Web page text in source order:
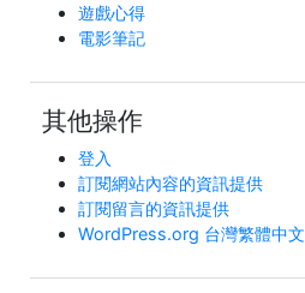
遊戲心得
電影筆記
其他操作
登入
訂閱網站內容的資訊提供
訂閱留言的資訊提供
WordPress.org 台灣繁體中文